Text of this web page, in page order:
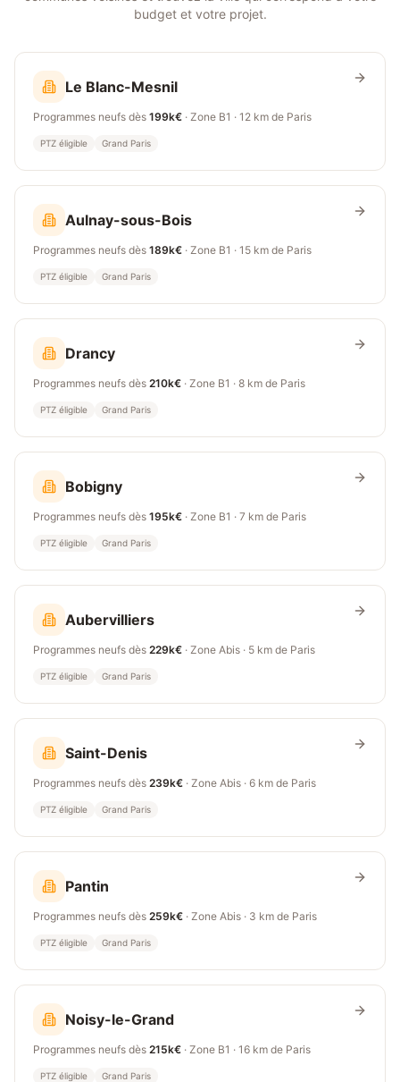
budget et votre projet.
Le Blanc-Mesnil
Programmes neufs dès 199k€ · Zone B1 · 12 km de Paris
PTZ éligible Grand Paris
Aulnay-sous-Bois
Programmes neufs dès 189k€ · Zone B1 · 15 km de Paris
PTZ éligible Grand Paris
Drancy
Programmes neufs dès 210k€ · Zone B1 · 8 km de Paris
PTZ éligible Grand Paris
Bobigny
Programmes neufs dès 195k€ · Zone B1 · 7 km de Paris
PTZ éligible Grand Paris
Aubervilliers
Programmes neufs dès 229k€ · Zone Abis · 5 km de Paris
PTZ éligible Grand Paris
Saint-Denis
Programmes neufs dès 239k€ · Zone Abis · 6 km de Paris
PTZ éligible Grand Paris
Pantin
Programmes neufs dès 259k€ · Zone Abis · 3 km de Paris
PTZ éligible Grand Paris
Noisy-le-Grand
Programmes neufs dès 215k€ · Zone B1 · 16 km de Paris
PTZ éligible Grand Paris